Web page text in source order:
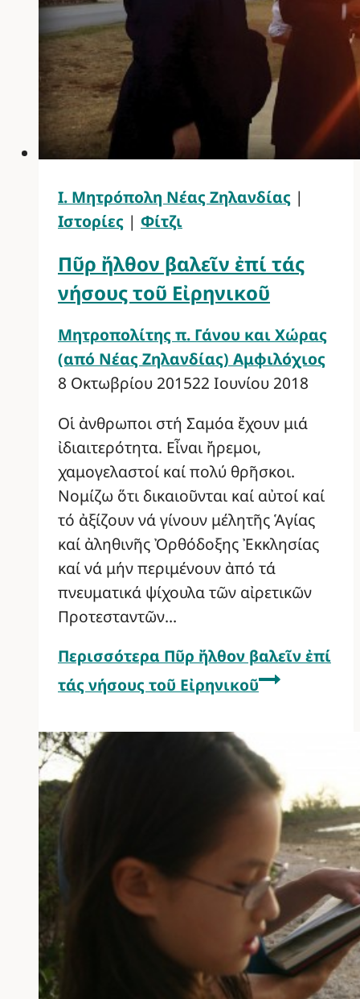
Ι. Μητρόπολη Νέας Ζηλανδίας |
Ιστορίες | Φίτζι
Πῦρ ἤλθον βαλεῖν ἐπί τάς
νήσους τοῦ Εἰρηνικοῦ
Μητροπολίτης π. Γάνου και Χώρας
(από Νέας Ζηλανδίας) Αμφιλόχιος
8 Οκτωβρίου 201522 Ιουνίου 2018
Οἱ ἀνθρωποι στή Σαμόα ἔχουν μιά
ἰδιαιτερότητα. Εἶναι ἤρεμοι,
χαμογελαστοί καί πολύ θρῆσκοι.
Νομίζω ὅτι δικαιοῦνται καί αὐτοί καί
τό ἀξίζουν νά γίνουν μέλητῆς Ἁγίας
καί ἀληθινῆς Ὀρθόδοξης Ἐκκλησίας
καί νά μήν περιμένουν ἀπό τά
πνευματικά ψίχουλα τῶν αἰρετικῶν
Προτεσταντῶν…
Περισσότερα Πῦρ ἤλθον βαλεῖν ἐπί
τάς νήσους τοῦ Εἰρηνικοῦ